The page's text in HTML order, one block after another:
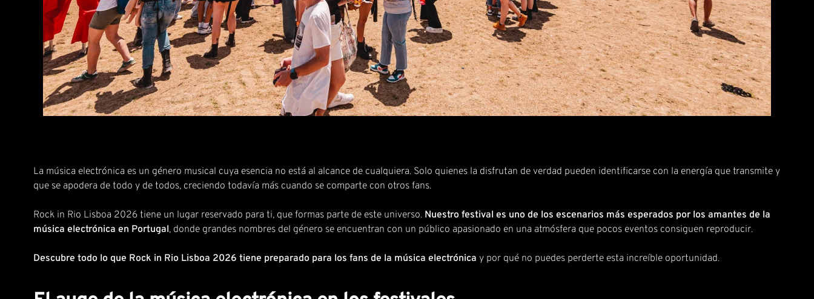
La música electrónica es un género musical cuya esencia no está al alcance de cualquiera. Solo quienes la disfrutan de verdad pueden identificarse con la energía que transmite y
que se apodera de todo y de todos, creciendo todavía más cuando se comparte con otros fans.
Rock in Rio Lisboa 2026 tiene un lugar reservado para ti, que formas parte de este universo. Nuestro festival es uno de los escenarios más esperados por los amantes de la
música electrónica en Portugal, donde grandes nombres del género se encuentran con un público apasionado en una atmósfera que pocos eventos consiguen reproducir.
Descubre todo lo que Rock in Rio Lisboa 2026 tiene preparado para los fans de la música electrónica y por qué no puedes perderte esta increíble oportunidad.